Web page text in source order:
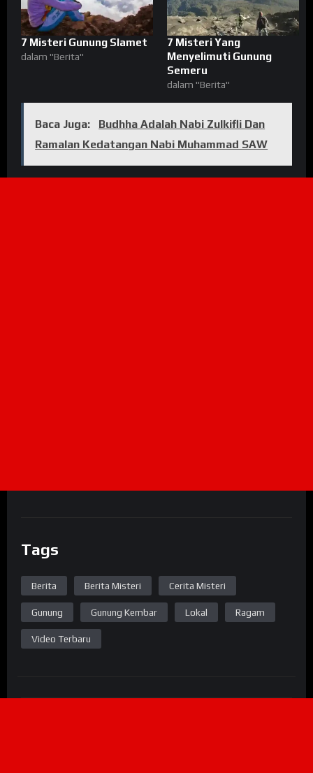
7 Misteri Gunung Slamet
dalam "Berita"
7 Misteri Yang
Menyelimuti Gunung
Semeru
dalam "Berita"
Baca Juga:
Budhha Adalah Nabi Zulkifli Dan
Ramalan Kedatangan Nabi Muhammad SAW
Tags
Berita Berita Misteri Cerita Misteri
Gunung Gunung Kembar Lokal Ragam
Video Terbaru